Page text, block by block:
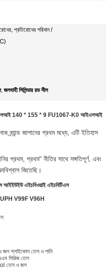
প্রতিরোধের পরিধান /
, জলবাহী সিলিন্ডার রড সীল
140 * 155 * 9 FU1067-K0 আইএসআই
ব্র্যান্ড জাপানের প্রথম মধ্যে, এটি ইতিহাস
প্রথম, প্রথম" নীতির সাথে সঙ্গতিপূর্ণ, এবং
জিতেছি।
এইচবিওয়াই এইচবিটিএস
V99F V96H
গ্লাইকোল তেল ও পানি
সিরিজ তেল
তেল ও জল